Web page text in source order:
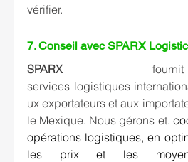
vérifier.
7. Conseil avec SPARX
SPARX
services logistiques
ux exportateurs et aux
le Mexique. Nous gérons et.
opérations logistiques, en
les prix et les